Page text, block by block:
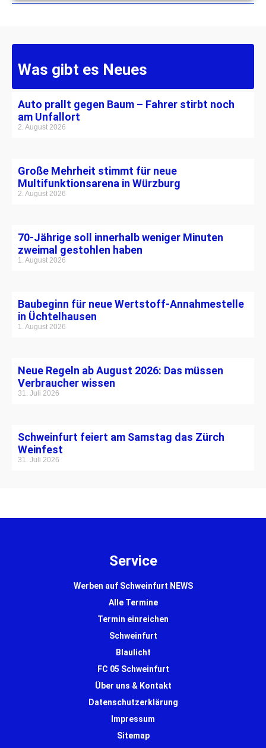
Was gibt es Neues
Auto prallt gegen Baum – Fahrer stirbt noch
am Unfallort
2. August 2026
Große Mehrheit stimmt für neue
Multifunktionsarena in Würzburg
2. August 2026
70-Jährige soll innerhalb weniger Minuten
zweimal gestohlen haben
1. August 2026
Baubeginn für neue Wertstoff-Annahmestelle
in Üchtelhausen
1. August 2026
Neue Regeln ab August 2026: Das müssen
Verbraucher wissen
31. Juli 2026
Schweinfurt feiert am Samstag das Zürch
Weinfest
31. Juli 2026
Service
Werben auf Schweinfurt NEWS
Alle Termine
Termin einreichen
Schweinfurt
Blaulicht
FC 05 Schweinfurt
Über uns & Kontakt
Datenschutzerklärung
Impressum
Sitemap